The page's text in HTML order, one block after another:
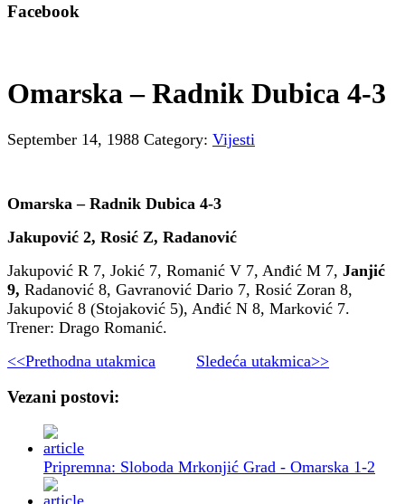
Facebook
Omarska – Radnik Dubica 4-3
September 14, 1988 Category: Vijesti
Omarska – Radnik Dubica 4-3
Jakupović 2, Rosić Z, Radanović
Jakupović R 7, Jokić 7, Romanić V 7, Anđić M 7, Janjić
9, Radanović 8, Gavranović Dario 7, Rosić Zoran 8,
Jakupović 8 (Stojaković 5), Anđić N 8, Marković 7.
Trener: Drago Romanić.
<<Prethodna utakmica
Sledeća utakmica>>
Vezani postovi:
Pripremna: Sloboda Mrkonjić Grad - Omarska 1-2